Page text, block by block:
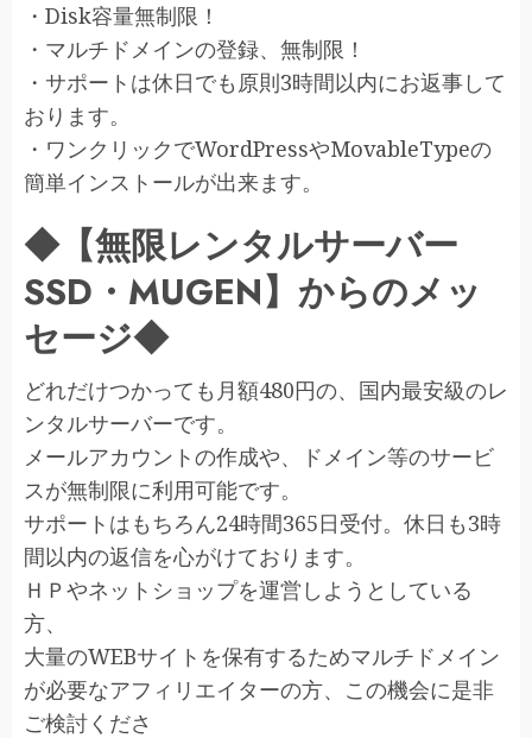
・Disk容量無制限！
・マルチドメインの登録、無制限！
・サポートは休日でも原則3時間以内にお返事して
おります。
・ワンクリックでWordPressやMovableTypeの
簡単インストールが出来ます。
◆【無限レンタルサーバー
SSD・MUGEN】からのメッ
セージ◆
どれだけつかっても月額480円の、国内最安級のレ
ンタルサーバーです。
メールアカウントの作成や、ドメイン等のサービ
スが無制限に利用可能です。
サポートはもちろん24時間365日受付。休日も3時
間以内の返信を心がけております。
ＨＰやネットショップを運営しようとしている
方、
大量のWEBサイトを保有するためマルチドメイン
が必要なアフィリエイターの方、この機会に是非
ご検討くださ